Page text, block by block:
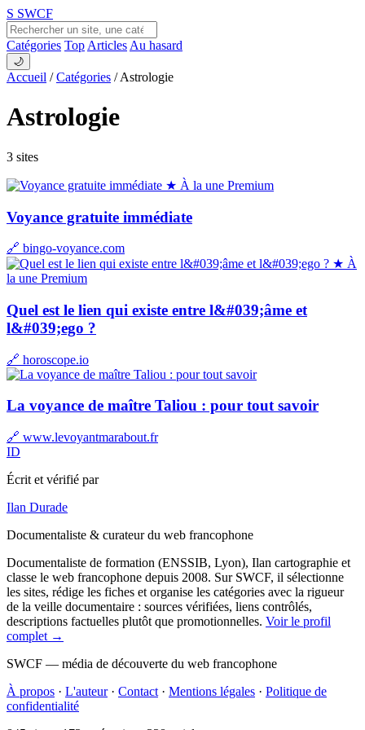
S SWCF
Catégories Top Articles Au hasard
🌙
Accueil /Catégories /Astrologie
Astrologie
3 sites
★ À la une Premium
Voyance gratuite immédiate
🔗 bingo-voyance.com
★ À
la une Premium
Quel est le lien qui existe entre l&#039;âme et
l&#039;ego ?
🔗 horoscope.io
La voyance de maître Taliou : pour tout savoir
🔗 www.levoyantmarabout.fr
ID
Écrit et vérifié par
Ilan Durade
Documentaliste & curateur du web francophone
Documentaliste de formation (ENSSIB, Lyon), Ilan cartographie et
classe le web francophone depuis 2008. Sur SWCF, il sélectionne
les sites, rédige les fiches et organise les catégories avec la rigueur
de la veille documentaire : sources vérifiées, liens contrôlés,
descriptions factuelles plutôt que promotionnelles. Voir le profil
complet →
SWCF — média de découverte du web francophone
À propos · L'auteur · Contact · Mentions légales · Politique de
confidentialité